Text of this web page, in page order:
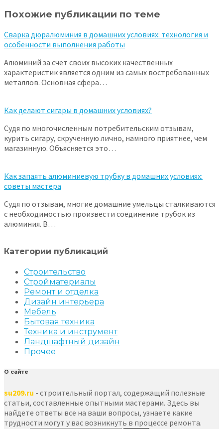
Похожие публикации по теме
Сварка дюралюминия в домашних условиях: технология и
особенности выполнения работы
Алюминий за счет своих высоких качественных
характеристик является одним из самых востребованных
металлов. Основная сфера…
Как делают сигары в домашних условиях?
Судя по многочисленным потребительским отзывам,
курить сигару, скрученную лично, намного приятнее, чем
магазинную. Объясняется это…
Как запаять алюминиевую трубку в домашних условиях:
советы мастера
Судя по отзывам, многие домашние умельцы сталкиваются
с необходимостью произвести соединение трубок из
алюминия. В…
Категории публикаций
Строительство
Стройматериалы
Ремонт и отделка
Дизайн интерьера
Мебель
Бытовая техника
Техника и инструмент
Ландшафтный дизайн
Прочее
О сайте
su209.ru - строительный портал, содержащий полезные
статьи, составленные опытными мастерами. Здесь вы
найдете ответы все на ваши вопросы, узнаете какие
трудности могут у вас возникнуть в процессе ремонта.